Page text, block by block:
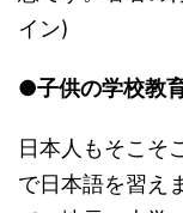
イン)
●子供の学校教
日本人もそこそ
で日本語を習え